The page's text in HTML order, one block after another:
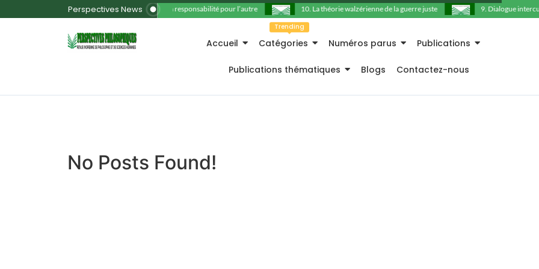
Perspectives News 11. La responsabilité pour l’autre 10. La théorie walzérienne de la guerre juste 9. Dialogue
Accueil Catégories
Trending
Numéros parus Publications
Publications thématiques Blogs Contactez-nous
No Posts Found!